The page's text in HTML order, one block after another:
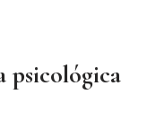
psicológica